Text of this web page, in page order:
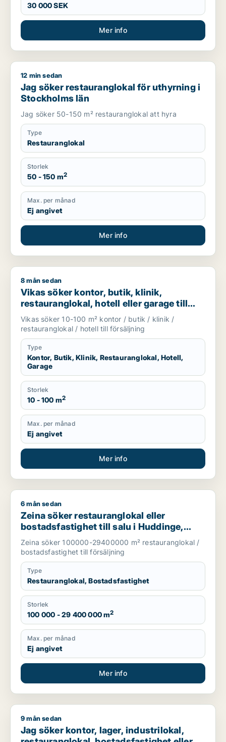
30 000 SEK
Mer info
Jag söker restauranglokal för uthyrning i Stockholms län
12 min sedan
Jag söker restauranglokal för uthyrning i
Stockholms län
Jag söker 50-150 m² restauranglokal att hyra
Type
Restauranglokal
Storlek
50 - 150 m2
Max. per månad
Ej angivet
Mer info
Vikas söker kontor, butik, klinik, restauranglokal, hotell
8 mån sedan
Vikas söker kontor, butik, klinik,
restauranglokal, hotell eller garage till
salu i Upplands Väsby, Vallentuna eller
Österåker m.fl.
Vikas söker 10-100 m² kontor / butik / klinik /
restauranglokal / hotell till försäljning
Type
Kontor, Butik, Klinik, Restauranglokal, Hotell,
Garage
Storlek
10 - 100 m2
Max. per månad
Ej angivet
Mer info
Zeina söker restauranglokal eller bostadsfastighet till salu i
6 mån sedan
Zeina söker restauranglokal eller
bostadsfastighet till salu i Huddinge,
Tyresö eller Nacka m.fl.
Zeina söker 100000-29400000 m² restauranglokal /
bostadsfastighet till försäljning
Type
Restauranglokal, Bostadsfastighet
Storlek
100 000 - 29 400 000 m2
Max. per månad
Ej angivet
Mer info
Jag söker kontor, lager, industrilokal, restauranglokal,
9 mån sedan
Jag söker kontor, lager, industrilokal,